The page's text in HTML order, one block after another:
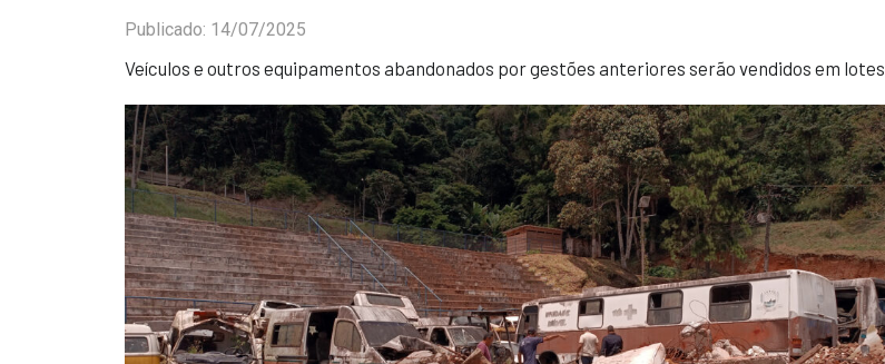
Publicado: 14/07/2025
Veículos e outros equipamentos abandonados por gestões anteriores serão vendidos em lotes